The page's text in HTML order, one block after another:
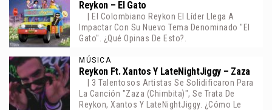
Reykon – El Gato
| El Colombiano Reykon El Líder Llega A
Impactar Con Su Nuevo Tema Denominado "El
Gato". ¿Qué Opinas De Esto?.
MÚSICA
Reykon Ft. Xantos Y LateNightJiggy – Zaza
| 3 Talentosos Artistas Se Solidificaron Para
La Canción "Zaza (Chimbita)", Se Trata De
Reykon, Xantos Y LateNightJiggy. ¿Cómo Le